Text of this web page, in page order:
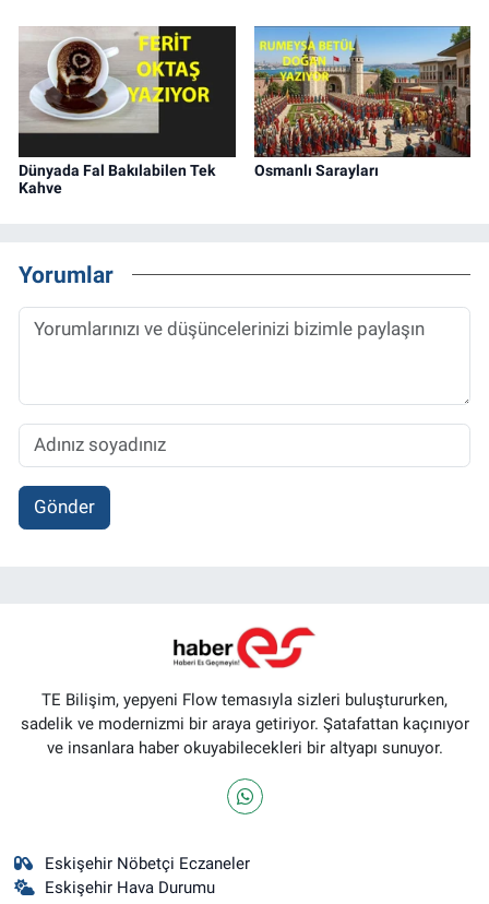
Dünyada Fal Bakılabilen Tek
Kahve
Osmanlı Sarayları
Yorumlar
Gönder
TE Bilişim, yepyeni Flow temasıyla sizleri buluştururken,
sadelik ve modernizmi bir araya getiriyor. Şatafattan kaçınıyor
ve insanlara haber okuyabilecekleri bir altyapı sunuyor.
Eskişehir Nöbetçi Eczaneler
Eskişehir Hava Durumu